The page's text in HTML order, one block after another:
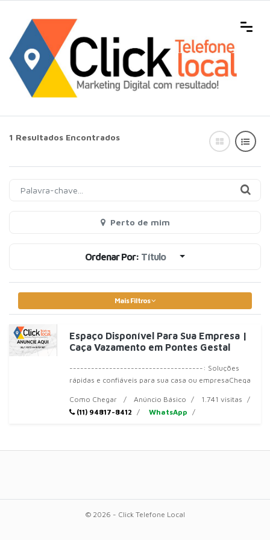
1 Resultados Encontrados
Perto de mim
Ordenar Por: Título
Mais Filtros
Espaço Disponível Para Sua Empresa |
Caça Vazamento em Pontes Gestal
-------------------------------------: Soluções
rápidas e confiáveis para sua casa ou empresaChega
Como Chegar
Anúncio Básico
1.741 visitas
(11) 94817-8412
WhatsApp
© 2026 - Click Telefone Local